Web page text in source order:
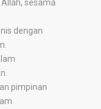
sesama
dengan
pimpinan